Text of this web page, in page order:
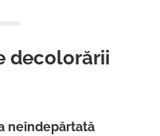
decolorării
neîndepărtată